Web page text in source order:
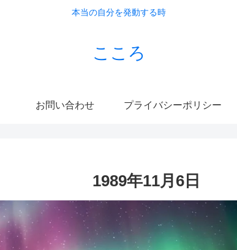
本当の自分を発動する時
こころ
お問い合わせ プライバシーポリシー
界 1989年11月6日